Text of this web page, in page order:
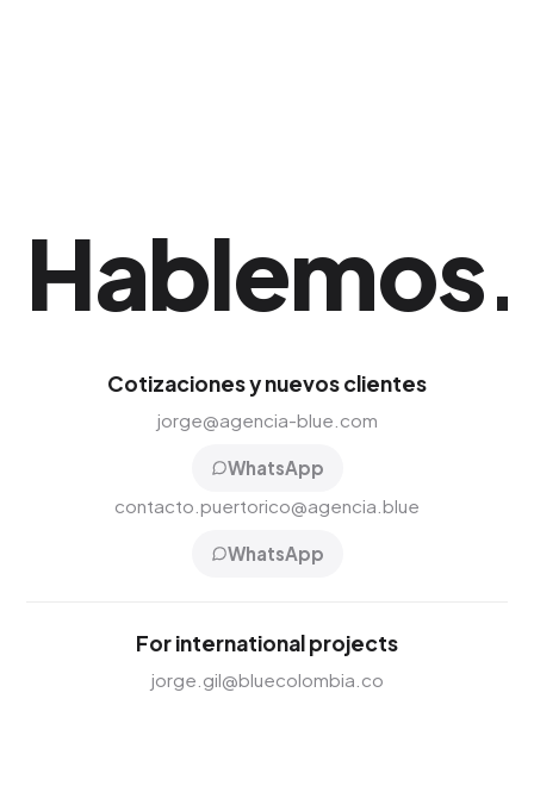
Hablemos.
Cotizaciones y nuevos clientes
jorge@agencia-blue.com
WhatsApp
contacto.puertorico@agencia.blue
WhatsApp
For international projects
jorge.gil@bluecolombia.co